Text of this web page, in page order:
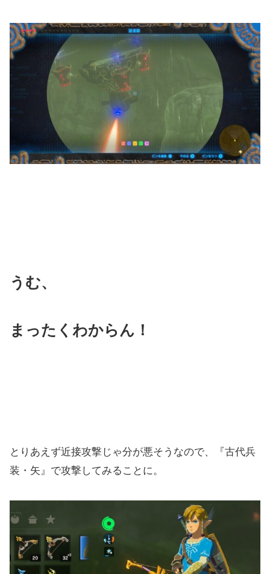
うむ、
まったくわからん！
とりあえず近接攻撃じゃ分が悪そうなので、『古代兵
装・矢』で攻撃してみることに。